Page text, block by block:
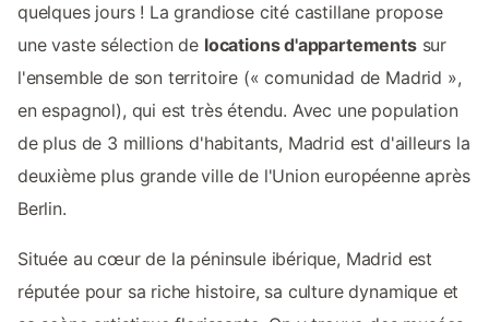
quelques jours ! La grandiose cité castillane propose
une vaste sélection de locations d'appartementssur
l'ensemble de son territoire (« comunidad de Madrid »,
en espagnol), qui est très étendu. Avec une population
de plus de 3 millions d'habitants, Madrid est d'ailleurs la
deuxième plus grande ville de l'Union européenne après
Berlin.
Située au cœur de la péninsule ibérique, Madrid est
réputée pour sa riche histoire, sa culture dynamique et